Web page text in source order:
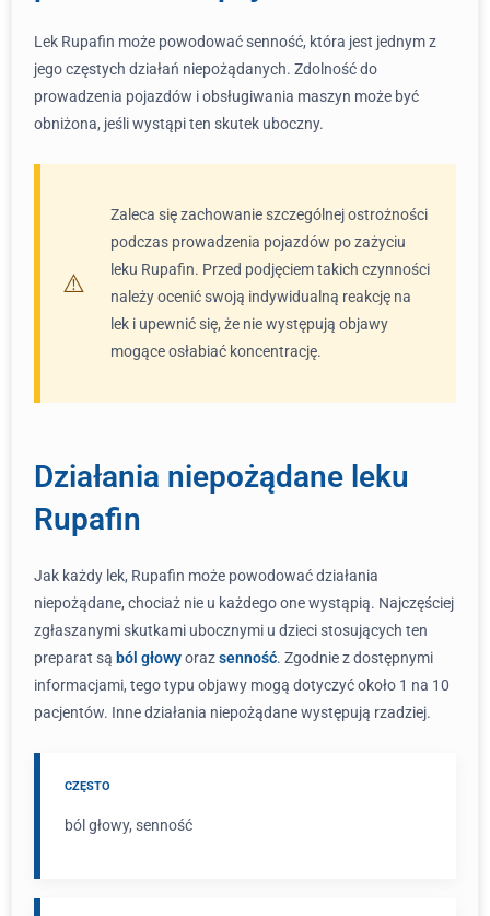
Lek Rupafin może powodować senność, która jest jednym z
jego częstych działań niepożądanych. Zdolność do
prowadzenia pojazdów i obsługiwania maszyn może być
obniżona, jeśli wystąpi ten skutek uboczny.
Zaleca się zachowanie szczególnej ostrożności
podczas prowadzenia pojazdów po zażyciu
leku Rupafin. Przed podjęciem takich czynności
należy ocenić swoją indywidualną reakcję na
lek i upewnić się, że nie występują objawy
mogące osłabiać koncentrację.
Działania niepożądane leku
Rupafin
Jak każdy lek, Rupafin może powodować działania
niepożądane, chociaż nie u każdego one wystąpią. Najczęściej
zgłaszanymi skutkami ubocznymi u dzieci stosujących ten
preparat są ból głowyorazsenność. Zgodnie z dostępnymi
informacjami, tego typu objawy mogą dotyczyć około 1 na 10
pacjentów. Inne działania niepożądane występują rzadziej.
CZĘSTO
ból głowy, senność